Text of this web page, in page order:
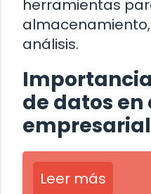
herramientas
análisis.
de datos
empresarial
Leer más